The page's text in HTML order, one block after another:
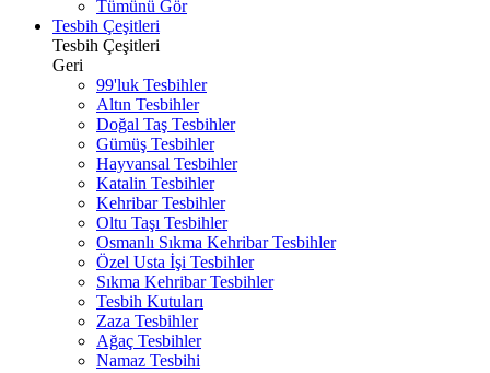
Tümünü Gör
Tesbih Çeşitleri
Tesbih Çeşitleri
Geri
99'luk Tesbihler
Altın Tesbihler
Doğal Taş Tesbihler
Gümüş Tesbihler
Hayvansal Tesbihler
Katalin Tesbihler
Kehribar Tesbihler
Oltu Taşı Tesbihler
Osmanlı Sıkma Kehribar Tesbihler
Özel Usta İşi Tesbihler
Sıkma Kehribar Tesbihler
Tesbih Kutuları
Zaza Tesbihler
Ağaç Tesbihler
Namaz Tesbihi